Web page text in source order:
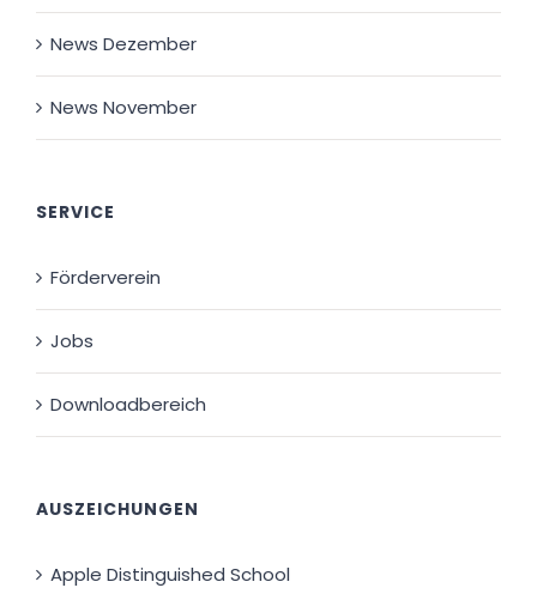
News Dezember
News November
SERVICE
Förderverein
Jobs
Downloadbereich
AUSZEICHUNGEN
Apple Distinguished School